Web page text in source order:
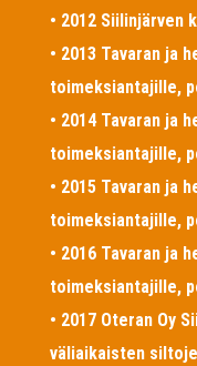
• 2012 Siilinjärven
• 2013 Tavaran ja
toimeksiantajille,
• 2014 Tavaran ja
toimeksiantajille,
• 2015 Tavaran ja
toimeksiantajille,
• 2016 Tavaran ja
toimeksiantajille,
• 2017 Oteran Oy
väliaikaisten